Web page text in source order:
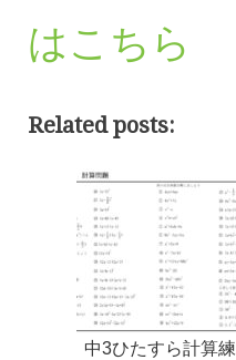
はこちら
Related posts:
中3ひたすら計算練